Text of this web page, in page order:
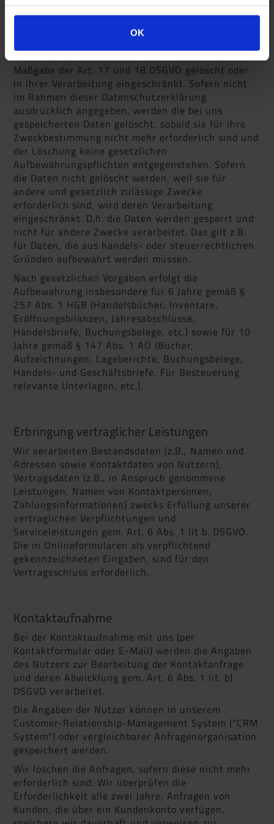
OK
Die von uns verarbeiteten Daten werden nach
Maßgabe der Art. 17 und 18 DSGVO gelöscht oder
in ihrer Verarbeitung eingeschränkt. Sofern nicht
im Rahmen dieser Datenschutzerklärung
ausdrücklich angegeben, werden die bei uns
gespeicherten Daten gelöscht, sobald sie für ihre
Zweckbestimmung nicht mehr erforderlich sind und
der Löschung keine gesetzlichen
Aufbewahrungspflichten entgegenstehen. Sofern
die Daten nicht gelöscht werden, weil sie für
andere und gesetzlich zulässige Zwecke
erforderlich sind, wird deren Verarbeitung
eingeschränkt. D.h. die Daten werden gesperrt und
nicht für andere Zwecke verarbeitet. Das gilt z.B.
für Daten, die aus handels- oder steuerrechtlichen
Gründen aufbewahrt werden müssen.
Nach gesetzlichen Vorgaben erfolgt die
Aufbewahrung insbesondere für 6 Jahre gemäß §
257 Abs. 1 HGB (Handelsbücher, Inventare,
Eröffnungsbilanzen, Jahresabschlüsse,
Handelsbriefe, Buchungsbelege, etc.) sowie für 10
Jahre gemäß § 147 Abs. 1 AO (Bücher,
Aufzeichnungen, Lageberichte, Buchungsbelege,
Handels- und Geschäftsbriefe, Für Besteuerung
relevante Unterlagen, etc.).
Erbringung vertraglicher Leistungen
Wir verarbeiten Bestandsdaten (z.B., Namen und
Adressen sowie Kontaktdaten von Nutzern),
Vertragsdaten (z.B., in Anspruch genommene
Leistungen, Namen von Kontaktpersonen,
Zahlungsinformationen) zwecks Erfüllung unserer
vertraglichen Verpflichtungen und
Serviceleistungen gem. Art. 6 Abs. 1 lit b. DSGVO.
Die in Onlineformularen als verpflichtend
gekennzeichneten Eingaben, sind für den
Vertragsschluss erforderlich.
Kontaktaufnahme
Bei der Kontaktaufnahme mit uns (per
Kontaktformular oder E-Mail) werden die Angaben
des Nutzers zur Bearbeitung der Kontaktanfrage
und deren Abwicklung gem. Art. 6 Abs. 1 lit. b)
DSGVO verarbeitet.
Die Angaben der Nutzer können in unserem
Customer-Relationship-Management System ("CRM
System") oder vergleichbarer Anfragenorganisation
gespeichert werden.
Wir löschen die Anfragen, sofern diese nicht mehr
erforderlich sind. Wir überprüfen die
Erforderlichkeit alle zwei Jahre; Anfragen von
Kunden, die über ein Kundenkonto verfügen,